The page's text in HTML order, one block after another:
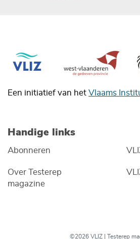
Een initiatief van het Vlaams
Handige links
Abonneren
Over Testerep
magazine
©2026 VLIZ | Testerep